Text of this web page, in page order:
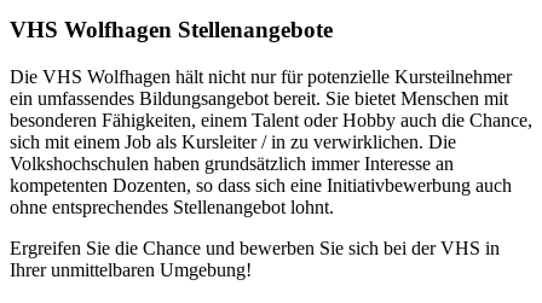
VHS Wolfhagen Stellenangebote
Die VHS Wolfhagen hält nicht nur für potenzielle Kursteilnehmer
ein umfassendes Bildungsangebot bereit. Sie bietet Menschen mit
besonderen Fähigkeiten, einem Talent oder Hobby auch die Chance,
sich mit einem Job als Kursleiter / in zu verwirklichen. Die
Volkshochschulen haben grundsätzlich immer Interesse an
kompetenten Dozenten, so dass sich eine Initiativbewerbung auch
ohne entsprechendes Stellenangebot lohnt.
Ergreifen Sie die Chance und bewerben Sie sich bei der VHS in
Ihrer unmittelbaren Umgebung!